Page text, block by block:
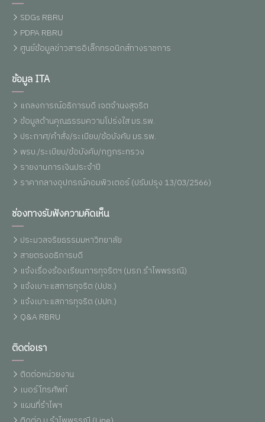
SDGs RBRU
PDPA RBRU
ศูนย์ข้อมูลข่าวสารอิเล็กทรอนิกส์ทางราชการ
ข้อมูล ITA
แถลงการณ์อธิการบดี เจตจำนงสุจริต
ข้อมูลด้านคุณธรรมความโปร่งใส มร.รพ.
ประกาศ/คำสั่ง/ระเบียบ/ข้อบังคับ มร.รพ.
พรบ./ระเบียบ/ข้อบังคับ/กฏกระทรวง
รายงานการเงินประจำปี
ราคากลางอุปกรณ์คอมพิวเตอร์ (ปรับปรุง 13/03/2566)
ช่องทางรับฟังความคิดเห็น
ประมวลจริยธรรมมหาวิทยาลัย
สายตรงอธิการบดี
แจ้งเรื่องร้องเรียนการทุจริตฯ (มรภ.รำไพพรรณี)
แจ้งเบาะแสการทุจริต (ปปช.)
แจ้งเบาะแสการทุจริต (ปปท.)
Q&A RBRU
ติดต่อเรา
ติดต่อหน่วยงาน
เบอร์โทรศัพท์
แผนที่รำไพฯ